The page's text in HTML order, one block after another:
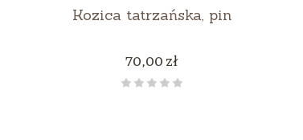
Kozica tatrzańska, pin
Cena
70,00 zł